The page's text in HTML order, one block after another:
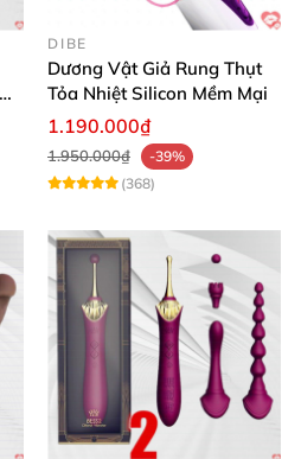
DIBE
Dương Vật Giả Rung Thụt
Tỏa Nhiệt Silicon Mềm Mại
1.190.000₫
1.950.000₫
-39%
(368)